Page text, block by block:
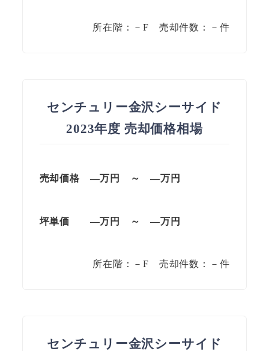
所在階：－F 売却件数：－件
センチュリー金沢シーサイド
2023年度 売却価格相場
売却価格 —万円 ～ —万円
坪単価 —万円 ～—万円
所在階：－F 売却件数：－件
センチュリー金沢シーサイド